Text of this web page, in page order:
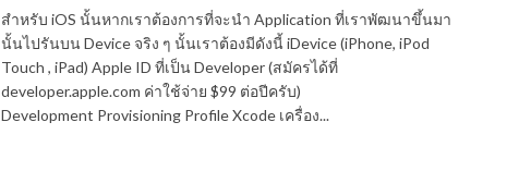
สำหรับ iOS นั้นหากเราต้องการที่จะนำ Application ที่เราพัฒนาขึ้นมา
นั้นไปรันบน Device จริง ๆ นั้นเราต้องมีดังนี้ iDevice (iPhone, iPod
Touch , iPad) Apple ID ที่เป็น Developer (สมัครได้ที่
developer.apple.com ค่าใช้จ่าย $99 ต่อปีครับ)
Development Provisioning Profile Xcode เครื่อง...